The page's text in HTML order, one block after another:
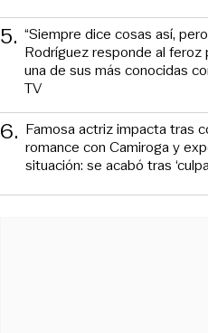
5. “Siempre dice cosas así,
Rodríguez responde al feroz
una de sus más conocidas
TV
6. Famosa actriz impacta tras
romance con Camiroga y
situación: se acabó tras